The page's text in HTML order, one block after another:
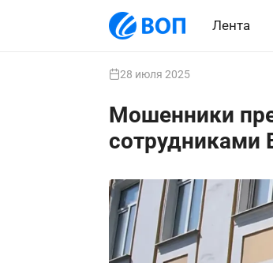
Лента
28 июля 2025
Мошенники
сотрудниками